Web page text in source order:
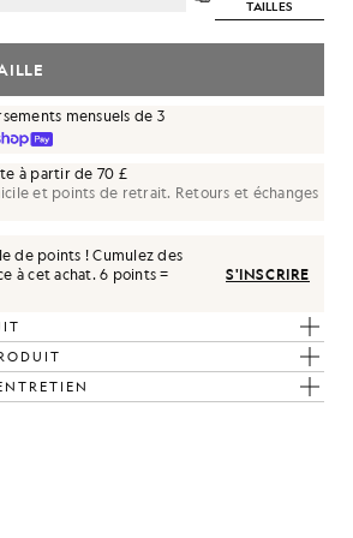
foncé
TAILLES
mensuels de 3
à partir de 70 £
et points de retrait. Retours et échanges
de points ! Cumulez des
à cet achat.6 points =
S'INSCRIRE